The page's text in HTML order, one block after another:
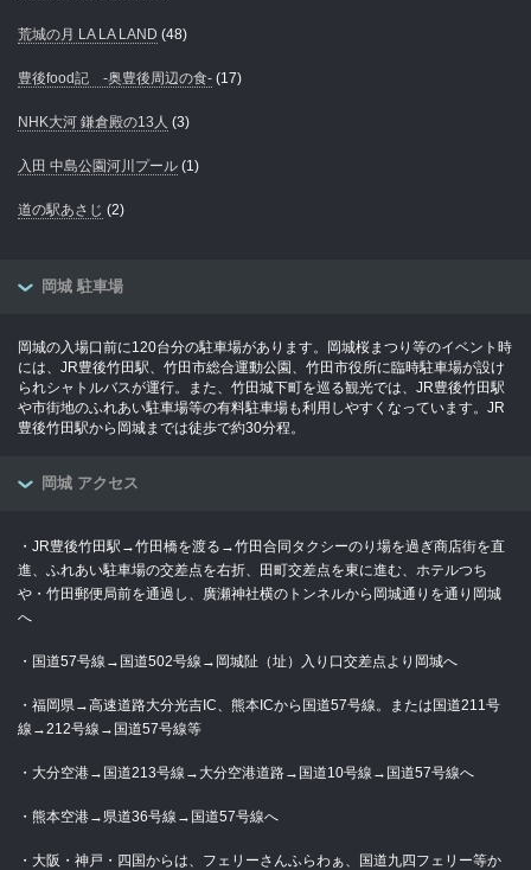
荒城の月 LA LA LAND (48)
豊後food記 -奥豊後周辺の食- (17)
NHK大河 鎌倉殿の13人 (3)
入田 中島公園河川プール (1)
道の駅あさじ (2)
岡城 駐車場
岡城の入場口前に120台分の駐車場があります。岡城桜まつり等のイベント時
には、JR豊後竹田駅、竹田市総合運動公園、竹田市役所に臨時駐車場が設け
られシャトルバスが運行。また、竹田城下町を巡る観光では、JR豊後竹田駅
や市街地のふれあい駐車場等の有料駐車場も利用しやすくなっています。JR
豊後竹田駅から岡城までは徒歩で約30分程。
岡城 アクセス
・JR豊後竹田駅→竹田橋を渡る→竹田合同タクシーのり場を過ぎ商店街を直
進、ふれあい駐車場の交差点を右折、田町交差点を東に進む、ホテルつち
や・竹田郵便局前を通過し、廣瀬神社横のトンネルから岡城通りを通り岡城
へ
・国道57号線→国道502号線→岡城阯（址）入り口交差点より岡城へ
・福岡県→高速道路大分光吉IC、熊本ICから国道57号線。または国道211号
線→212号線→国道57号線等
・大分空港→国道213号線→大分空港道路→国道10号線→国道57号線へ
・熊本空港→県道36号線→国道57号線へ
・大阪・神戸・四国からは、フェリーさんふらわぁ、国道九四フェリー等か